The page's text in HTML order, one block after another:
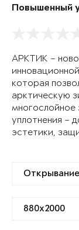
Повышенный
АРКТИК –
которая
арктическую
многослойное
уплотнения –
эстетики,